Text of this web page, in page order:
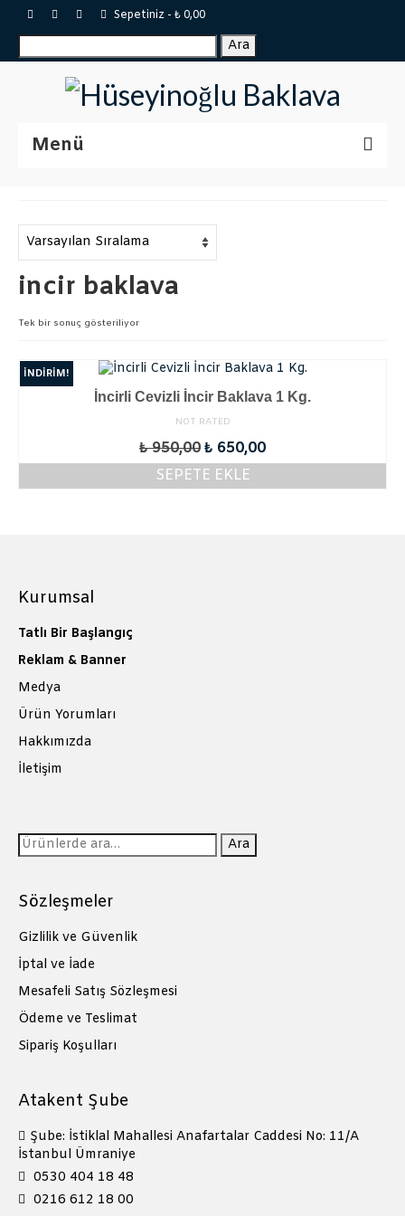
Sepetiniz - ₺0,00
Ara: Ara
Menü
Katalog
Börekler
incir baklava
Tek bir sonuç gösteriliyor
İNDIRIM!
İncirli Cevizli İncir Baklava 1 Kg.
NOT RATED
₺950,00Orijinal
fiyat:
₺ 950,00.
₺ 650,00Şu
andaki
SEPETE EKLE
Kurumsal
Tatlı Bir Başlangıç
Reklam & Banner
Medya
Ürün Yorumları
Hakkımızda
İletişim
Ara: Ara
Sözleşmeler
Gizlilik ve Güvenlik
İptal ve İade
Mesafeli Satış Sözleşmesi
Ödeme ve Teslimat
Sipariş Koşulları
Atakent Şube
Şube: İstiklal Mahallesi Anafartalar Caddesi No: 11/A
İstanbul Ümraniye
0530 404 18 48
0216 612 18 00